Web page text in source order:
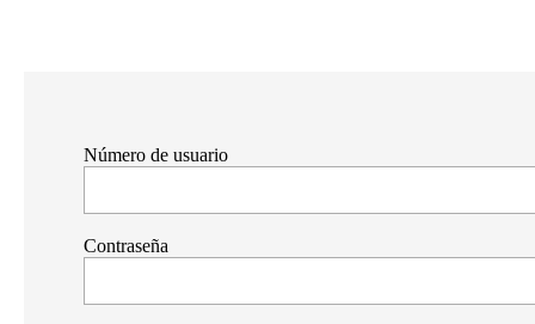
Número de usuario
Contraseña